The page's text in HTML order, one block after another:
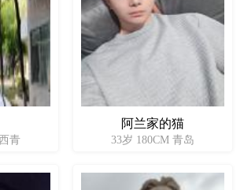
青
阿兰家的猫
33岁 180CM 青岛